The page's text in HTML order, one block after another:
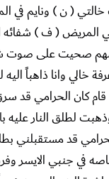
( ن ) ونايم في
المريض ( ف ) شفائه
صحيت على
خالي وانا ذاهباً
كان الحرامي قد
لطلق النار عليه
قد مستقبلني
في جنبي الايسر